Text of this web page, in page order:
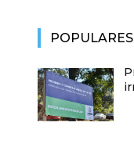
POPULARES